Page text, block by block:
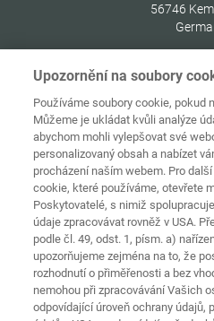
56746
Domovská
stránka Kontakt
Pravidla a
podmínky
Upozornění na soubory
Používáme soubory cookie, pokud
Můžeme je ukládat kvůli analýze
abychom mohli vylepšovat své
personalizovaný obsah a nabízet
procházení naším webem. Pro
cookie, které používáme, otevřete
Poskytovatelé, s nimiž
údaje zpracovávat rovněž v USA.
podle čl. 49, odst. 1, písm. a)
upozorňujeme zejména na to, že
rozhodnutí o přiměřenosti a bez
nemohou při zpracovávání Vašich
odpovídající úroveň ochrany údajů,